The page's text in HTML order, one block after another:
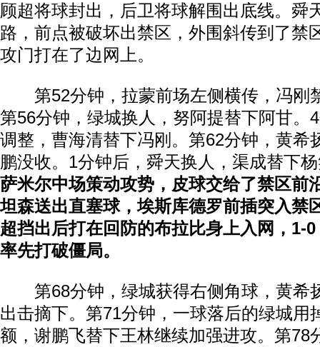
顾超将球封出，后卫将球解围出底线。舜
路，前点被破坏出禁区，外围斜传到了禁
攻门打在了边网上。
第52分钟，拉蒙前场左侧横传，冯刚
第56分钟，绿城换人，努阿提替下阿甘。
调整，曹海清替下冯刚。第62分钟，黄希
鹏没收。1分钟后，舜天换人，渠成替下
萨米尔中场策动攻势，皮球交给了禁区前
坦森送出直塞球，埃斯库德罗前插突入禁
超挡出后打在回防的布拉比身上入网，1-
率先打破僵局。
第68分钟，绿城获得右侧角球，黄希
出击摘下。第71分钟，一球落后的绿城用
额，谢鹏飞替下王林继续加强进攻。第78